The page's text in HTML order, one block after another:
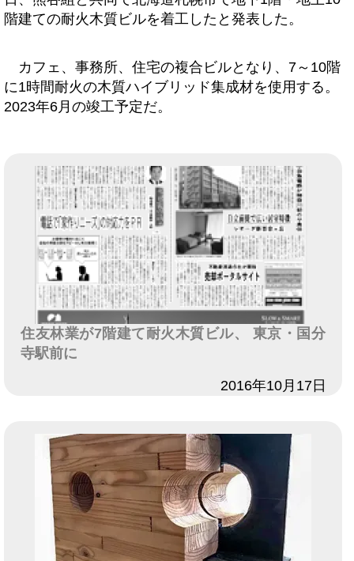
階建ての耐火木質ビルを着工したと発表した。
カフェ、事務所、住宅の複合ビルとなり、7～10階
に1時間耐火の木質ハイブリッド集成材を使用する。
2023年6月の竣工予定だ。
住友林業が7階建て耐火木質ビル、 東京・国分
寺駅前に
2016年10月17日